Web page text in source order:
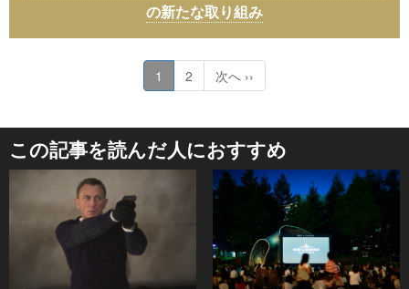
の新たな取り組み
1 2 次へ ››
この記事を読んだ人におすすめ